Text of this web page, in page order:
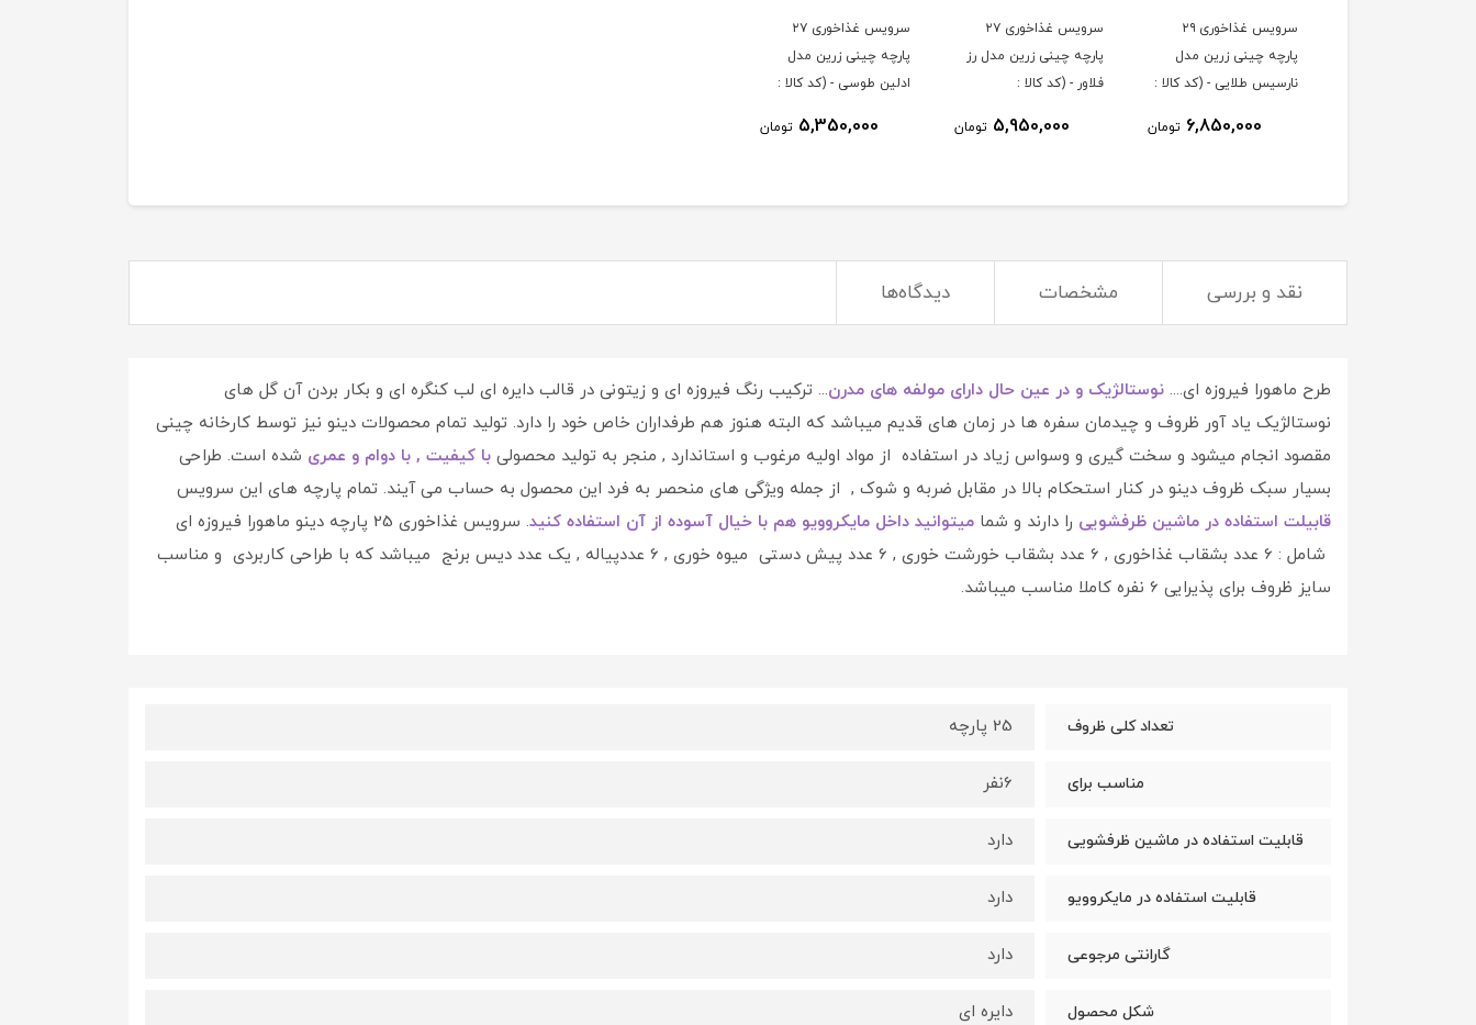
سرویس غذاخوری ۲۹
پارچه چینی زرین مدل
نارسیس طلایی - (کد کالا :
6,850,000 تومان
سرویس غذاخوری ۲۷
پارچه چینی زرین مدل رز
فلاور - (کد کالا :
5,950,000 تومان
سرویس غذاخوری ۲۷
پارچه چینی زرین مدل
ادلین طوسی - (کد کالا :
5,350,000 تومان
نقد و بررسی مشخصات دیدگاه‌ها
طرح ماهورا فیروزه ای.... نوستالژیک و در عین حال دارای مولفه های مدرن... ترکیب رنگ فیروزه ای و زیتونی در قالب دایره ای لب کنگره ای و بکار بردن آن گل های
نوستالژیک یاد آور ظروف و چیدمان سفره ها در زمان های قدیم میباشد که البته هنوز هم طرفداران خاص خود را دارد. تولید تمام محصولات دینو نیز توسط کارخانه چینی
مقصود انجام میشود و سخت گیری و وسواس زیاد در استفاده از مواد اولیه مرغوب و استاندارد , منجر به تولید محصولی با کیفیت , با دوام و عمری شده است. طراحی
بسیار سبک ظروف دینو در کنار استحکام بالا در مقابل ضربه و شوک , از جمله ویژگی های منحصر به فرد این محصول به حساب می آیند. تمام پارچه های این سرویس
قابیلت استفاده در ماشین ظرفشویی را دارند و شما میتوانید داخل مایکروویو هم با خیال آسوده از آن استفاده کنید
. سرویس غذاخوری 25 پارچه دینو ماهورا فیروزه ای
شامل : 6 عدد بشقاب غذاخوری , 6 عدد بشقاب خورشت خوری , 6 عدد پیش دستی میوه خوری , 6 عددپیاله , یک عدد دیس برنج میباشد که با طراحی کاربردی و مناسب
سایز ظروف برای پذیرایی 6 نفره کاملا مناسب میباشد.
تعداد کلی ظروف 25 پارچه
مناسب برای 6نفر
قابلیت استفاده در ماشین ظرفشویی دارد
قابلیت استفاده در مایکروویو دارد
گارانتی مرجوعی دارد
شکل محصول دایره ای